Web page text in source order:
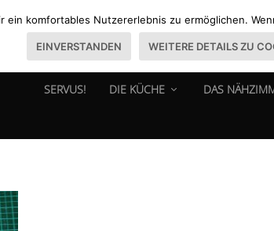
SERVUS! DIE KÜCHE DAS
ein komfortables Nutzererlebnis zu ermöglichen.
EINVERSTANDEN WEITERE DETAILS ZU